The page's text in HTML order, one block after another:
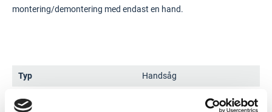
montering/demontering med endast en hand.
Typ Handsåg
Antal (tänder/tum)